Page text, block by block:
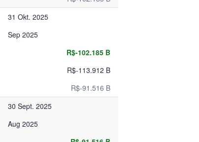
31 Okt. 2025
Sep 2025
R$-102.185 B
R$-113.912 B
R$-91.516 B
30 Sept. 2025
Aug 2025